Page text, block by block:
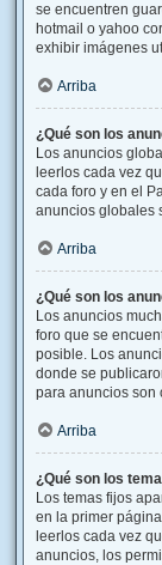
se encuentren
hotmail o yahoo
exhibir imágenes
Arriba
¿Qué son los
Los anuncios
leerlos cada vez
cada foro y en el
anuncios globales
Arriba
¿Qué son los
Los anuncios
foro que se
posible. Los
donde se
para anuncios son
Arriba
¿Qué son los
Los temas fijos
en la primer
leerlos cada vez
anuncios, los